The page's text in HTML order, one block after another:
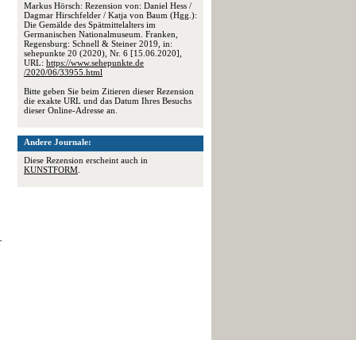
Markus Hörsch: Rezension von: Daniel Hess /
Dagmar Hirschfelder / Katja von Baum (Hgg.):
Die Gemälde des Spätmittelalters im
Germanischen Nationalmuseum. Franken,
Regensburg: Schnell & Steiner 2019, in:
sehepunkte 20 (2020), Nr. 6 [15.06.2020],
URL: https://www.sehepunkte.de
/2020/06/33955.html
Bitte geben Sie beim Zitieren dieser Rezension
die exakte URL und das Datum Ihres Besuchs
dieser Online-Adresse an.
Andere Journale:
Diese Rezension erscheint auch in
KUNSTFORM